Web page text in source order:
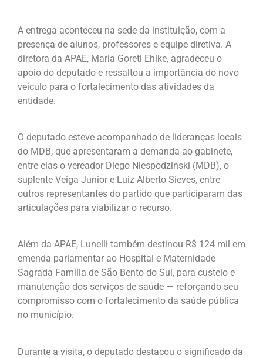
A entrega aconteceu na sede da instituição, com a
presença de alunos, professores e equipe diretiva. A
diretora da APAE, Maria Goreti Ehlke, agradeceu o
apoio do deputado e ressaltou a importância do novo
veículo para o fortalecimento das atividades da
entidade.
O deputado esteve acompanhado de lideranças locais
do MDB, que apresentaram a demanda ao gabinete,
entre elas o vereador Diego Niespodzinski (MDB), o
suplente Veiga Junior e Luiz Alberto Sieves, entre
outros representantes do partido que participaram das
articulações para viabilizar o recurso.
Além da APAE, Lunelli também destinou R$ 124 mil em
emenda parlamentar ao Hospital e Maternidade
Sagrada Família de São Bento do Sul, para custeio e
manutenção dos serviços de saúde — reforçando seu
compromisso com o fortalecimento da saúde pública
no município.
Durante a visita, o deputado destacou o significado da